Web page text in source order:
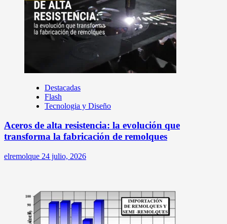
Destacadas
Flash
Tecnologia y Diseño
Aceros de alta resistencia: la evolución que
transforma la fabricación de remolques
elremolque 24 julio, 2026